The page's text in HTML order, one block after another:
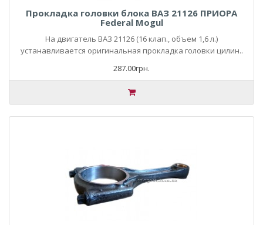
Прокладка головки блока ВАЗ 21126 ПРИОРА
Federal Mogul
На двигатель ВАЗ 21126 (16 клап., объем 1,6 л.)
устанавливается оригинальная прокладка головки цилин..
287.00грн.